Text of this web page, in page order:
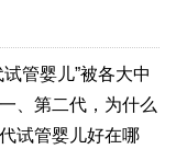
管婴儿”被各大中
、第二代，为什么
试管婴儿好在哪